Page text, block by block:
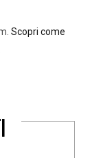
Scopri come